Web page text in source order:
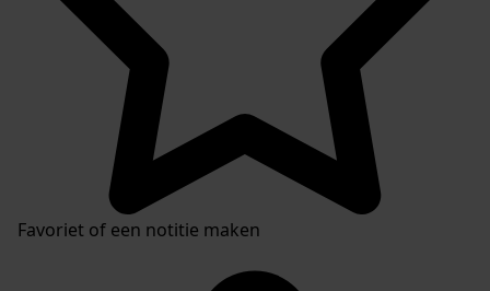
Favoriet of een notitie maken